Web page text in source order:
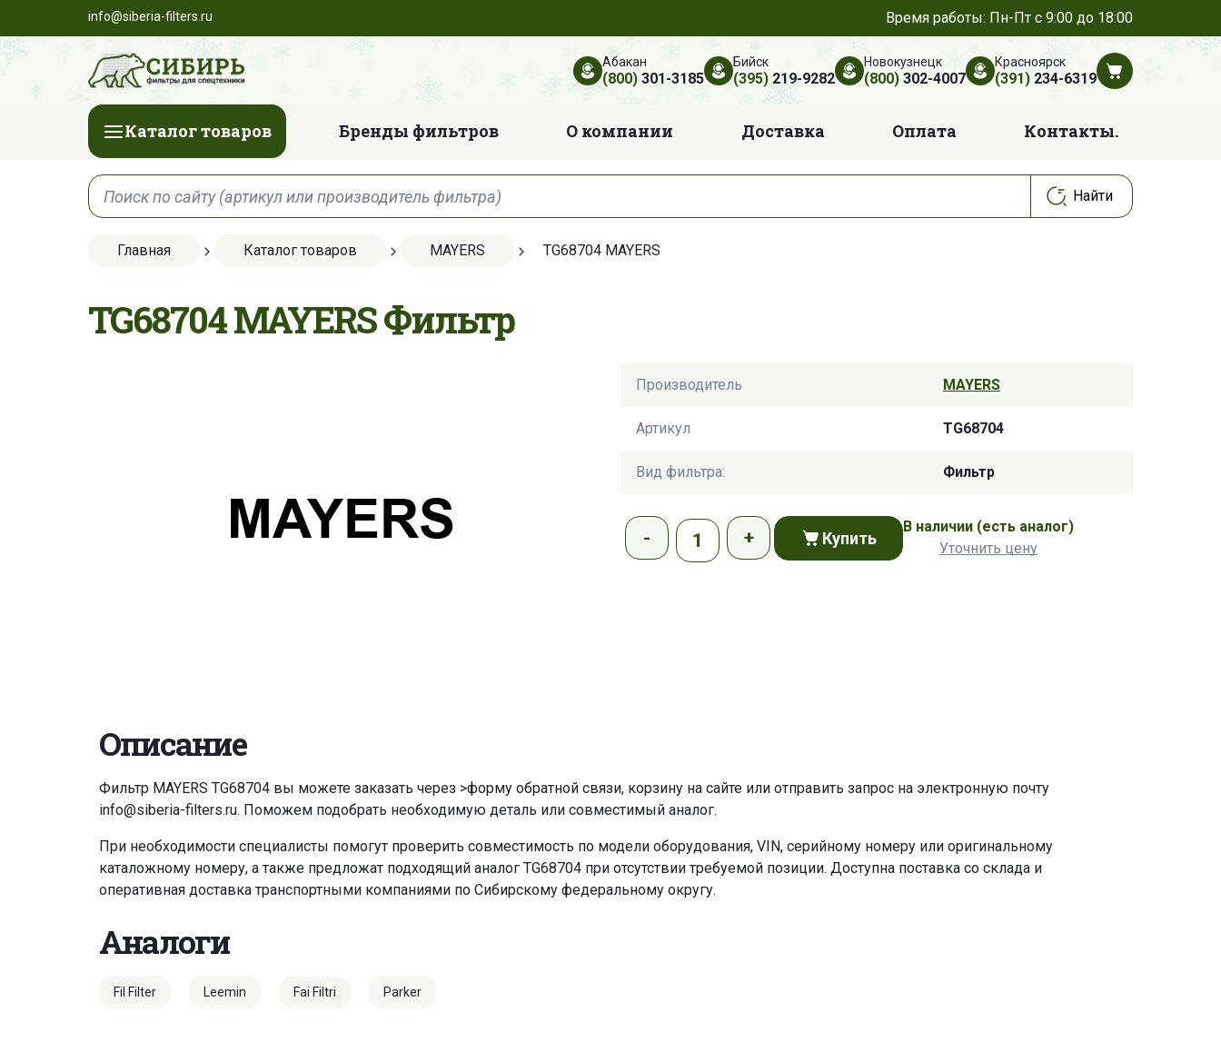
info@siberia-filters.ru Время работы: Пн-Пт с 9:00 до 18:00
Абакан
(800)301-3185
Бийск
(395)219-9282
Новокузнецк
(800)302-4007
Красноярск
(391)234-6319
Каталог товаров Бренды фильтров О компании Доставка Оплата Контакты.
Главная Каталог товаров MAYERS TG68704 MAYERS
TG68704 MAYERS Фильтр
Производитель MAYERS
Артикул TG68704
Вид фильтра: Фильтр
Купить
В наличии (есть аналог)
Уточнить цену
Описание
Фильтр MAYERS TG68704 вы можете заказать через >форму обратной связи, корзину на сайте или отправить запрос на электронную почту
info@siberia-filters.ru. Поможем подобрать необходимую деталь или совместимый аналог.
При необходимости специалисты помогут проверить совместимость по модели оборудования, VIN, серийному номеру или оригинальному
каталожному номеру, а также предложат подходящий аналог TG68704 при отсутствии требуемой позиции. Доступна поставка со склада и
оперативная доставка транспортными компаниями по Сибирскому федеральному округу.
Аналоги
Fil Filter Leemin Fai Filtri Parker